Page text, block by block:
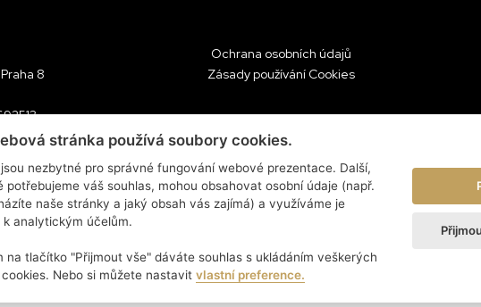
8
8
Ochrana osobních údajů
Zásady používání Cookies
stránka používá soubory cookies.
nezbytné pro správné fungování webové prezentace. Další,
potřebujeme váš souhlas, mohou obsahovat osobní údaje (např.
naše stránky a jaký obsah vás zajímá) a využíváme je
k analytickým účelům.
na tlačítko "Přijmout vše" dáváte souhlas s ukládáním veškerých
Nebo si můžete nastavit vlastní preference.